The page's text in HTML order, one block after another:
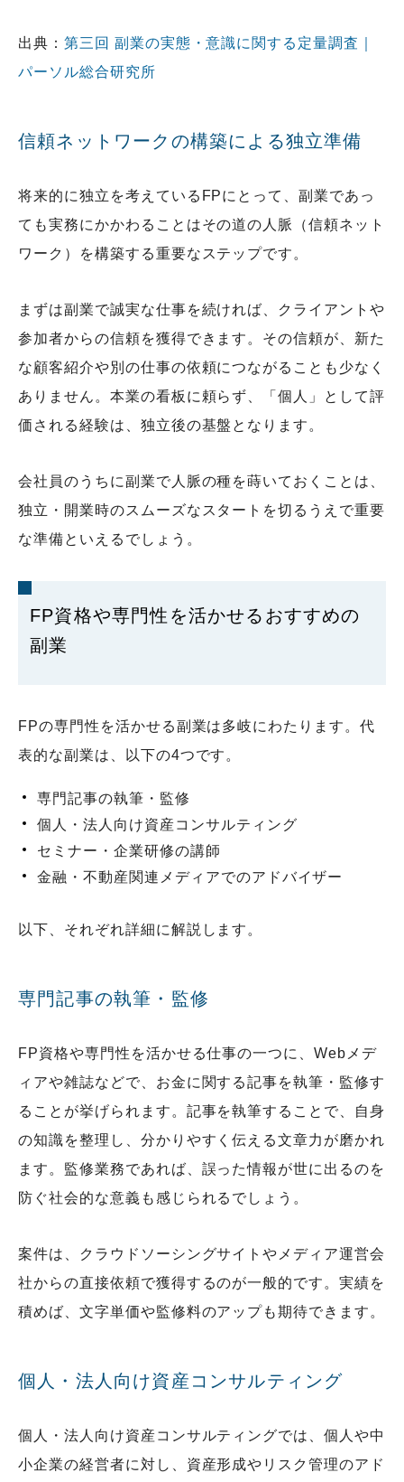
出典： 第三回 副業の実態・意識に関する定量調査｜
パーソル総合研究所
信頼ネットワークの構築による独立準備
将来的に独立を考えているFPにとって、副業であっ
ても実務にかかわることはその道の人脈（信頼ネット
ワーク）を構築する重要なステップです。
まずは副業で誠実な仕事を続ければ、クライアントや
参加者からの信頼を獲得できます。その信頼が、新た
な顧客紹介や別の仕事の依頼につながることも少なく
ありません。本業の看板に頼らず、「個人」として評
価される経験は、独立後の基盤となります。
会社員のうちに副業で人脈の種を蒔いておくことは、
独立・開業時のスムーズなスタートを切るうえで重要
な準備といえるでしょう。
FP資格や専門性を活かせるおすすめの
副業
FPの専門性を活かせる副業は多岐にわたります。代
表的な副業は、以下の4つです。
専門記事の執筆・監修
個人・法人向け資産コンサルティング
セミナー・企業研修の講師
金融・不動産関連メディアでのアドバイザー
以下、それぞれ詳細に解説します。
専門記事の執筆・監修
FP資格や専門性を活かせる仕事の一つに、Webメデ
ィアや雑誌などで、お金に関する記事を執筆・監修す
ることが挙げられます。記事を執筆することで、自身
の知識を整理し、分かりやすく伝える文章力が磨かれ
ます。監修業務であれば、誤った情報が世に出るのを
防ぐ社会的な意義も感じられるでしょう。
案件は、クラウドソーシングサイトやメディア運営会
社からの直接依頼で獲得するのが一般的です。実績を
積めば、文字単価や監修料のアップも期待できます。
個人・法人向け資産コンサルティング
個人・法人向け資産コンサルティングでは、個人や中
小企業の経営者に対し、資産形成やリスク管理のアド